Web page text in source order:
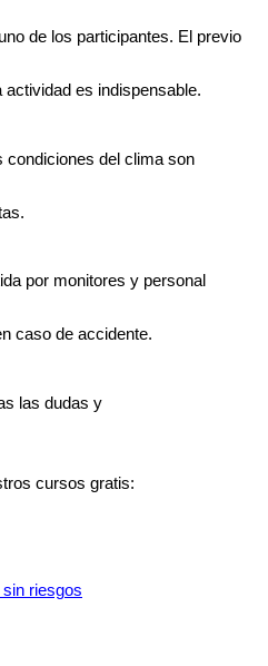
de los participantes. El previo
es indispensable.
condiciones del clima son
por monitores y personal
caso de accidente.
las dudas y
cursos gratis:
riesgos